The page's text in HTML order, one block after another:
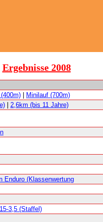
Ergebnisse 2008
Minilauf (700m)
2,6km (bis 11 Jahre)
Enduro (Klassenwertung
3,5 (Staffel)